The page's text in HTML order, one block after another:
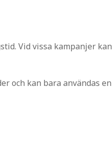
Vid vissa kampanjer kan
och kan bara användas en